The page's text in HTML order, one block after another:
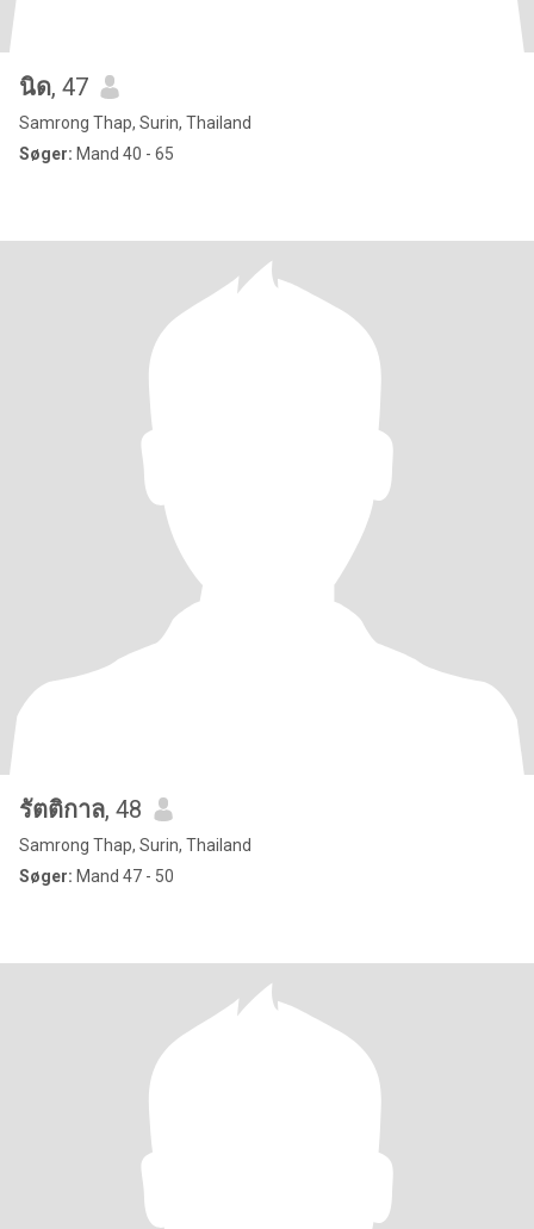
นิด, 47
Samrong Thap, Surin, Thailand
Søger: Mand 40 - 65
รัตติกาล, 48
Samrong Thap, Surin, Thailand
Søger: Mand 47 - 50